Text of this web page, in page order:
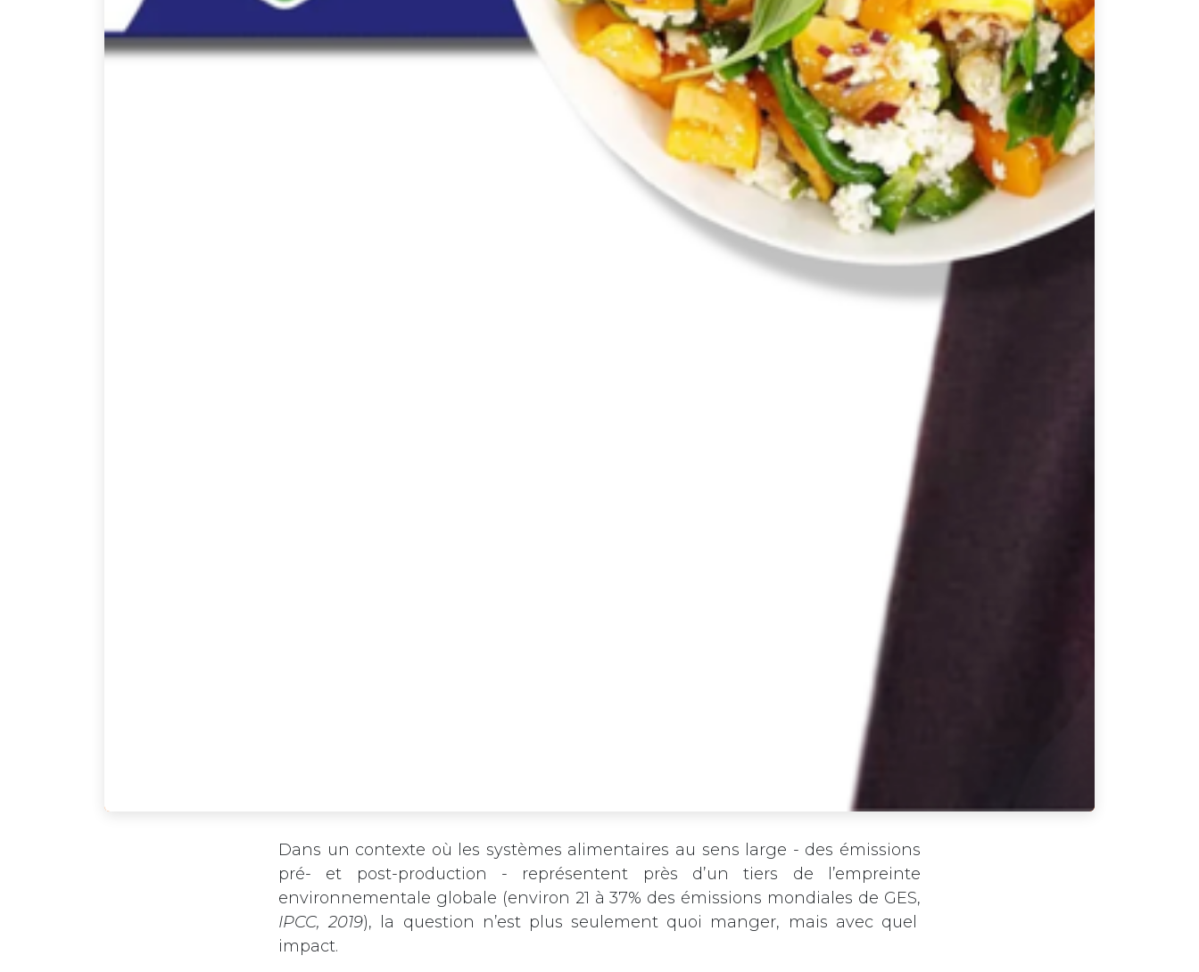
Dans un contexte où les systèmes alimentaires au sens large - des émissions
pré- et post-production - représentent près d’un tiers de l’empreinte
environnementale globale (environ 21 à 37% des émissions mondiales de GES,
IPCC, 2019​), la question n’est plus seulement quoi manger, mais avec quel
impact.